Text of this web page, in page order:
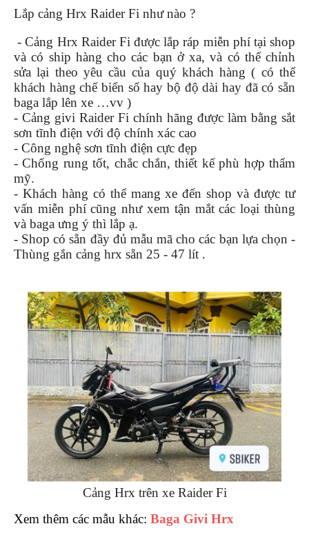
CHƠI
MOTO
PHỤ
KIỆN
MBIKER
HCM
SẢN
PHẨM
MỚI
BLOG
PHƯỢT
LIÊN
HỆ
HƯỚNG
DẪN
MUA
Lắp cảng Hrx Raider Fi như nào ?
- Cảng Hrx Raider Fi được lắp ráp miễn phí tại shop
và có ship hàng cho các bạn ở xa, và có thể chỉnh
sửa lại theo yêu cầu của quý khách hàng ( có thể
khách hàng chế biển số hay bộ độ dài hay đã có sẵn
baga lắp lên xe …vv )
- Cảng givi Raider Fi chính hãng được làm bằng sắt
sơn tĩnh điện với độ chính xác cao
- Công nghệ sơn tĩnh điện cực đẹp
- Chống rung tốt, chắc chắn, thiết kế phù hợp thẩm
mỹ.
- Khách hàng có thể mang xe đến shop và được tư
vấn miễn phí cũng như xem tận mắt các loại thùng
và baga ưng ý thì lắp ạ.
- Shop có sẵn đầy đủ mẫu mã cho các bạn lựa chọn -
Thùng gắn cảng hrx sẵn 25 - 47 lít .
Cảng Hrx trên xe Raider Fi
Xem thêm các mẫu khác: Baga Givi Hrx